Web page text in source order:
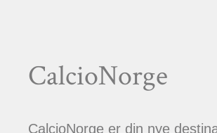
CalcioNorge
CalcioNorge er din nye